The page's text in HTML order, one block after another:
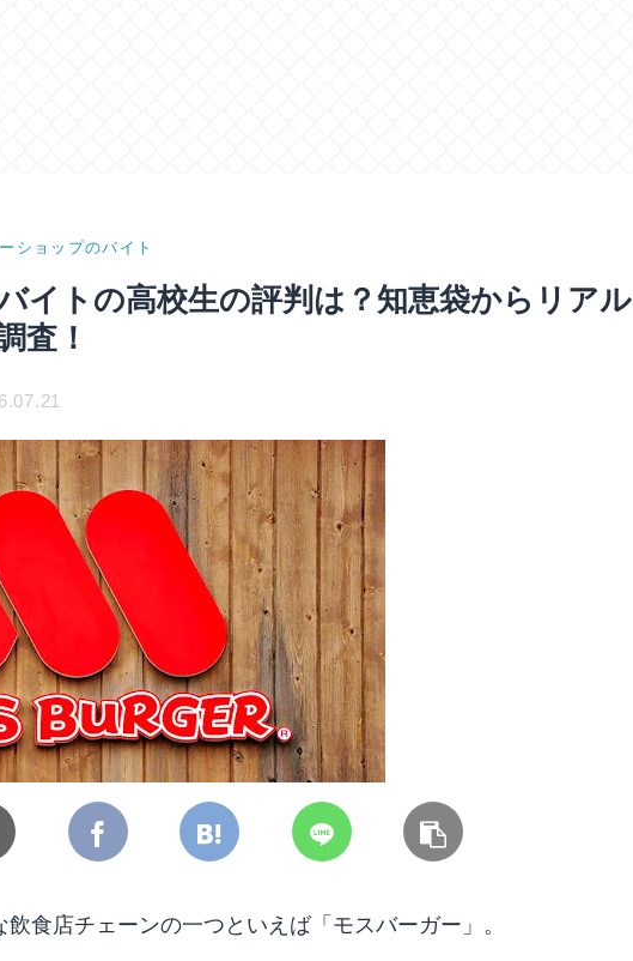
ショップのバイト
イトの高校生の評判は？知恵袋からリアル
査！
食店チェーンの一つといえば「モスバーガー」。